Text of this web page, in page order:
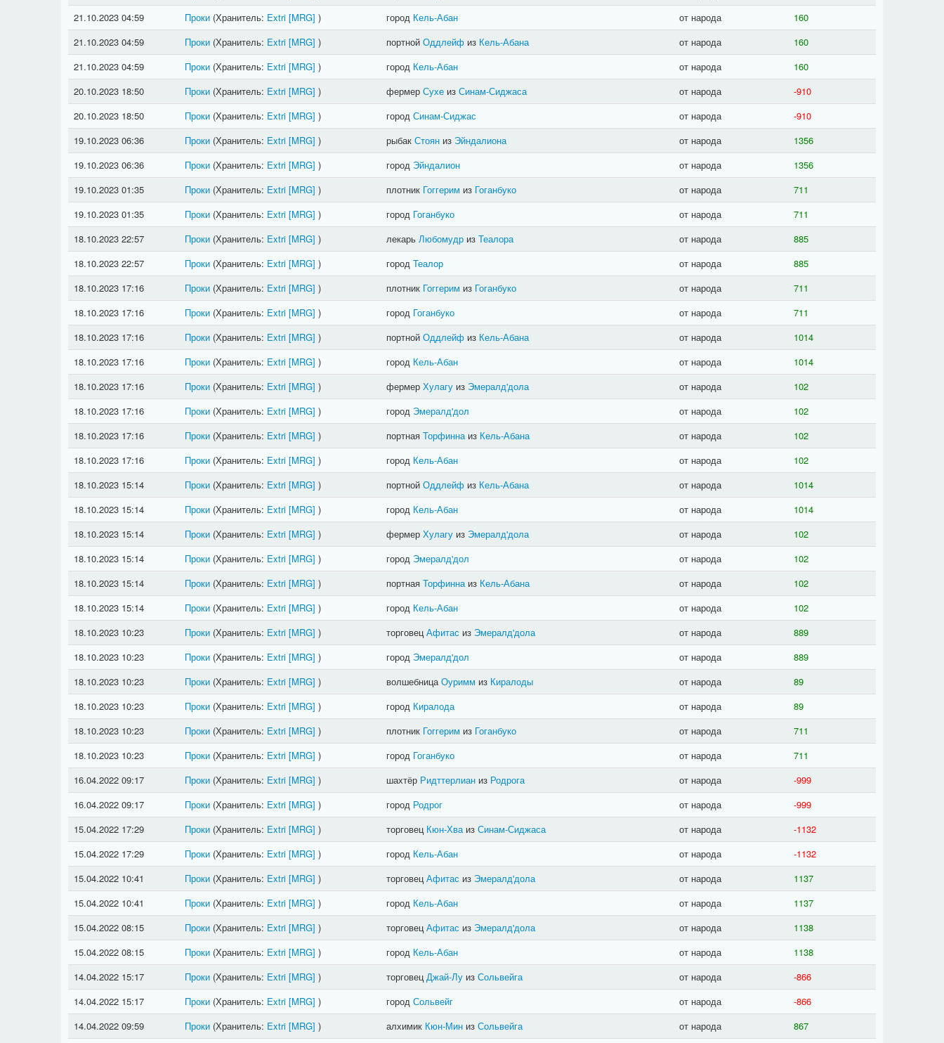
21.10.2023 04:59
Проки(Хранитель: Extri [MRG] ) город Кель-Абан от народа
160
21.10.2023 04:59
Проки(Хранитель: Extri [MRG] ) портной Оддлейфиз Кель-Абана от народа
160
21.10.2023 04:59
Проки(Хранитель: Extri [MRG] ) город Кель-Абан от народа
160
20.10.2023 18:50
Проки(Хранитель: Extri [MRG] ) фермер Сухеиз Синам-Сиджаса от народа
-910
20.10.2023 18:50
Проки(Хранитель: Extri [MRG] ) город Синам-Сиджас от народа
-910
19.10.2023 06:36
Проки(Хранитель: Extri [MRG] ) рыбак Стояниз Эйндалиона от народа
1356
19.10.2023 06:36
Проки(Хранитель: Extri [MRG] ) город Эйндалион от народа
1356
19.10.2023 01:35
Проки(Хранитель: Extri [MRG] ) плотник Гоггерим из Гоганбуко от народа
711
19.10.2023 01:35
Проки(Хранитель: Extri [MRG] ) город Гоганбуко от народа
711
18.10.2023 22:57
Проки(Хранитель: Extri [MRG] ) лекарь Любомудриз Теалора от народа
885
18.10.2023 22:57
Проки(Хранитель: Extri [MRG] ) город Теалор от народа
885
18.10.2023 17:16
Проки(Хранитель: Extri [MRG] ) плотник Гоггерим из Гоганбуко от народа
711
18.10.2023 17:16
Проки(Хранитель: Extri [MRG] ) город Гоганбуко от народа
711
18.10.2023 17:16
Проки(Хранитель: Extri [MRG] ) портной Оддлейфиз Кель-Абана от народа
1014
18.10.2023 17:16
Проки(Хранитель: Extri [MRG] ) город Кель-Абан от народа
1014
18.10.2023 17:16
Проки(Хранитель: Extri [MRG] ) фермер Хулагуиз Эмералд'дола от народа
102
18.10.2023 17:16
Проки(Хранитель: Extri [MRG] ) город Эмералд'дол от народа
102
18.10.2023 17:16
Проки(Хранитель: Extri [MRG] ) портная Торфиннаиз Кель-Абана от народа
102
18.10.2023 17:16
Проки(Хранитель: Extri [MRG] ) город Кель-Абан от народа
102
18.10.2023 15:14
Проки(Хранитель: Extri [MRG] ) портной Оддлейфиз Кель-Абана от народа
1014
18.10.2023 15:14
Проки(Хранитель: Extri [MRG] ) город Кель-Абан от народа
1014
18.10.2023 15:14
Проки(Хранитель: Extri [MRG] ) фермер Хулагуиз Эмералд'дола от народа
102
18.10.2023 15:14
Проки(Хранитель: Extri [MRG] ) город Эмералд'дол от народа
102
18.10.2023 15:14
Проки(Хранитель: Extri [MRG] ) портная Торфиннаиз Кель-Абана от народа
102
18.10.2023 15:14
Проки(Хранитель: Extri [MRG] ) город Кель-Абан от народа
102
18.10.2023 10:23
Проки(Хранитель: Extri [MRG] ) торговец Афитас из Эмералд'дола от народа
889
18.10.2023 10:23
Проки(Хранитель: Extri [MRG] ) город Эмералд'дол от народа
889
18.10.2023 10:23
Проки(Хранитель: Extri [MRG] ) волшебница Оуримм из Киралоды от народа
89
18.10.2023 10:23
Проки(Хранитель: Extri [MRG] ) город Киралода от народа
89
18.10.2023 10:23
Проки(Хранитель: Extri [MRG] ) плотник Гоггерим из Гоганбуко от народа
711
18.10.2023 10:23
Проки(Хранитель: Extri [MRG] ) город Гоганбуко от народа
711
16.04.2022 09:17
Проки(Хранитель: Extri [MRG] ) шахтёр Ридттерлианиз Родрога от народа
-999
16.04.2022 09:17
Проки(Хранитель: Extri [MRG] ) город Родрог от народа
-999
15.04.2022 17:29
Проки(Хранитель: Extri [MRG] ) торговец Кюн-Хваиз Синам-Сиджаса от народа
-1132
15.04.2022 17:29
Проки(Хранитель: Extri [MRG] ) город Кель-Абан от народа
-1132
15.04.2022 10:41
Проки(Хранитель: Extri [MRG] ) торговец Афитас из Эмералд'дола от народа
1137
15.04.2022 10:41
Проки(Хранитель: Extri [MRG] ) город Кель-Абан от народа
1137
15.04.2022 08:15
Проки(Хранитель: Extri [MRG] ) торговец Афитас из Эмералд'дола от народа
1138
15.04.2022 08:15
Проки(Хранитель: Extri [MRG] ) город Кель-Абан от народа
1138
14.04.2022 15:17
Проки(Хранитель: Extri [MRG] ) торговец Джай-Луиз Сольвейга от народа
-866
14.04.2022 15:17
Проки(Хранитель: Extri [MRG] ) город Сольвейг от народа
-866
14.04.2022 09:59
Проки(Хранитель: Extri [MRG] ) алхимик Кюн-Миниз Сольвейга от народа 867